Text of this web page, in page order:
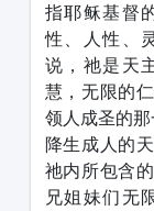
指耶稣基督
性、人性、
说，祂是天
慧，无限的
领人成圣的
降生成人的
祂内所包含
兄姐妹们无